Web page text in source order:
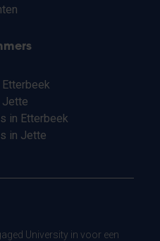
Jette
in Etterbeek
in Jette
University in voor een